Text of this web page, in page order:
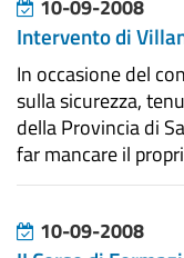
10-09-2008
Intervento di
In occasione del
sulla sicurezza,
della Provincia di
far mancare il
10-09-2008